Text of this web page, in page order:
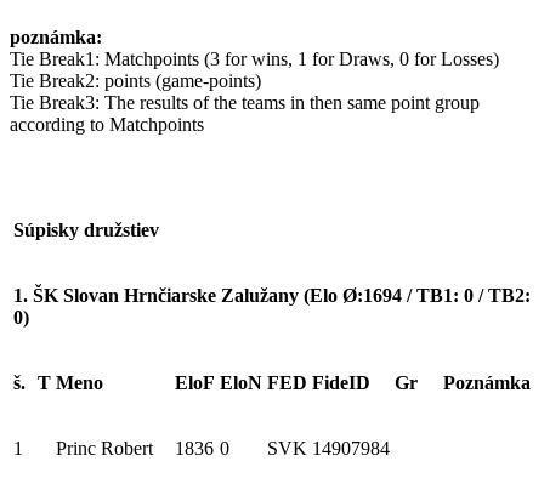
poznámka:
Tie Break1: Matchpoints (3 for wins, 1 for Draws, 0 for Losses)
Tie Break2: points (game-points)
Tie Break3: The results of the teams in then same point group
according to Matchpoints
Súpisky družstiev
1. ŠK Slovan Hrnčiarske Zalužany (Elo Ø:1694 / TB1: 0 / TB2:
0)
š. T Meno EloF EloN FED FideID Gr Poznámka
1 Princ Robert 1836 0 SVK 14907984